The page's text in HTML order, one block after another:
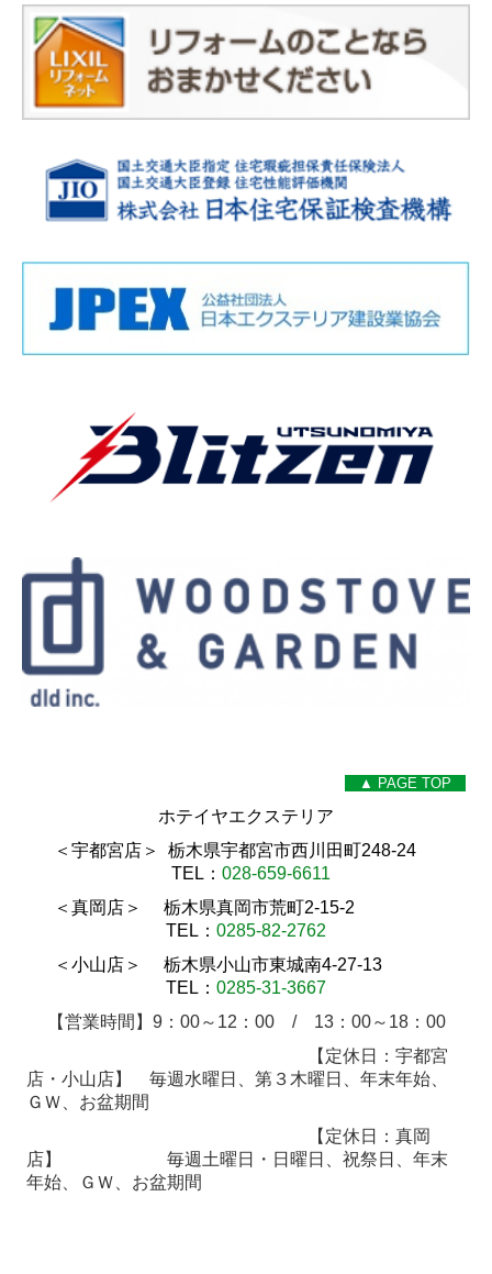
▲ PAGE TOP
ホテイヤエクステリア
＜宇都宮店＞ 栃木県宇都宮市西川田町248-24
TEL： 028-659-6611
＜真岡店＞ 栃木県真岡市荒町2-15-2
TEL： 0285-82-2762
＜小山店＞ 栃木県小山市東城南4-27-13
TEL： 0285-31-3667
【営業時間】9：00～12：00 / 13：00～18：00
【定休日：宇都宮
店・小山店】 毎週水曜日、第３木曜日、年末年始、
ＧＷ、お盆期間
【定休日：真岡
店】毎週土曜日・日曜日、祝祭日、年末
年始、ＧＷ、お盆期間